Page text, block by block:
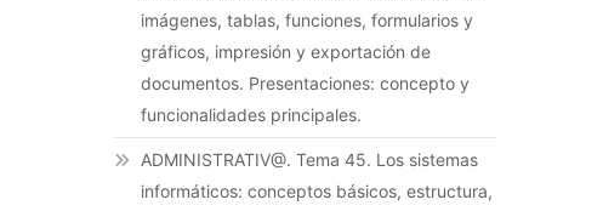
imágenes, tablas, funciones, formularios y
gráficos, impresión y exportación de
documentos. Presentaciones: concepto y
funcionalidades principales.
ADMINISTRATIV@. Tema 45. Los sistemas
informáticos: conceptos básicos, estructura,